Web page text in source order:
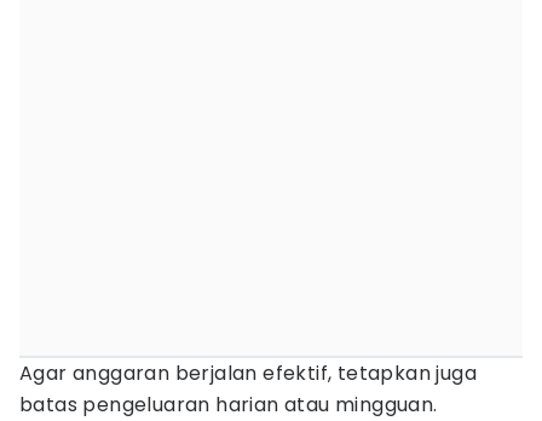
Agar anggaran berjalan efektif, tetapkan juga
batas pengeluaran harian atau mingguan.